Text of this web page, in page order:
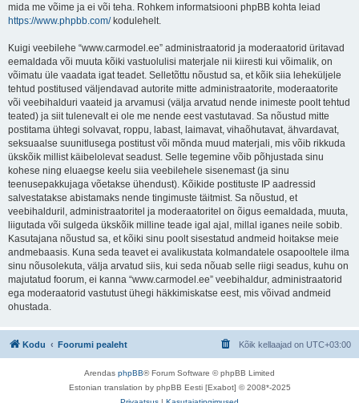
mida me võime ja ei või teha. Rohkem informatsiooni phpBB kohta leiad
https://www.phpbb.com/kodulehelt.
Kuigi veebilehe “www.carmodel.ee” administraatorid ja moderaatorid üritavad
eemaldada või muuta kõiki vastuolulisi materjale nii kiiresti kui võimalik, on
võimatu üle vaadata igat teadet. Selletõttu nõustud sa, et kõik siia leheküljele
tehtud postitused väljendavad autorite mitte administraatorite, moderaatorite
või veebihalduri vaateid ja arvamusi (välja arvatud nende inimeste poolt tehtud
teated) ja siit tulenevalt ei ole me nende eest vastutavad. Sa nõustud mitte
postitama ühtegi solvavat, roppu, labast, laimavat, vihaõhutavat, ähvardavat,
seksuaalse suunitlusega postitust või mõnda muud materjali, mis võib rikkuda
ükskõik millist käibelolevat seadust. Selle tegemine võib põhjustada sinu
kohese ning eluaegse keelu siia veebilehele sisenemast (ja sinu
teenusepakkujaga võetakse ühendust). Kõikide postituste IP aadressid
salvestatakse abistamaks nende tingimuste täitmist. Sa nõustud, et
veebihalduril, administraatoritel ja moderaatoritel on õigus eemaldada, muuta,
liigutada või sulgeda ükskõik milline teade igal ajal, millal iganes neile sobib.
Kasutajana nõustud sa, et kõiki sinu poolt sisestatud andmeid hoitakse meie
andmebaasis. Kuna seda teavet ei avalikustata kolmandatele osapooltele ilma
sinu nõusolekuta, välja arvatud siis, kui seda nõuab selle riigi seadus, kuhu on
majutatud foorum, ei kanna “www.carmodel.ee” veebihaldur, administraatorid
ega moderaatorid vastutust ühegi häkkimiskatse eest, mis võivad andmeid
ohustada.
Kodu Foorumi pealeht Kõik kellaajad on UTC+03:00
Arendas phpBB® Forum Software © phpBB Limited
Estonian translation by phpBB Eesti [Exabot] © 2008*-2025